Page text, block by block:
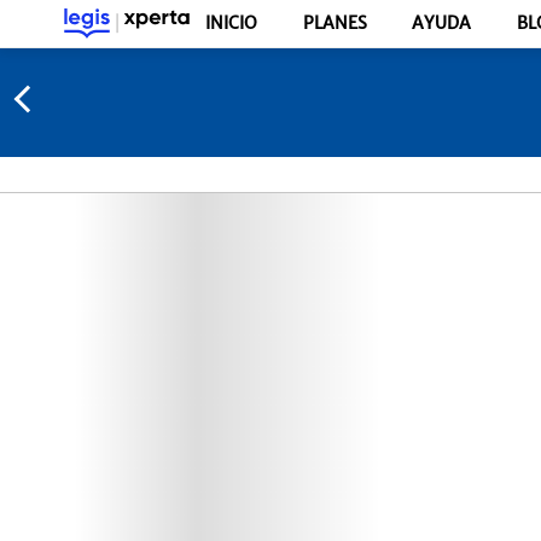
INICIO PLANES AYUDA